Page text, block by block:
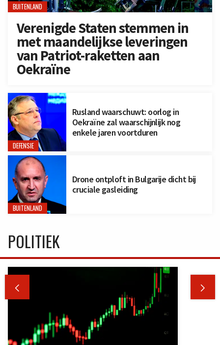
BUITENLAND
Verenigde Staten stemmen in
met maandelijkse leveringen
van Patriot-raketten aan
Oekraïne
DEFENSIE
Rusland waarschuwt: oorlog in
Oekraïne zal waarschijnlijk nog
enkele jaren voortduren
BUITENLAND
Drone ontploft in Bulgarije dicht bij
cruciale gasleiding
POLITIEK
 